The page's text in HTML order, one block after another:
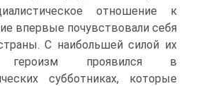
отношение к
впервые почувствовали себя
С наибольшей силой их
героизм проявился в
субботниках, которые